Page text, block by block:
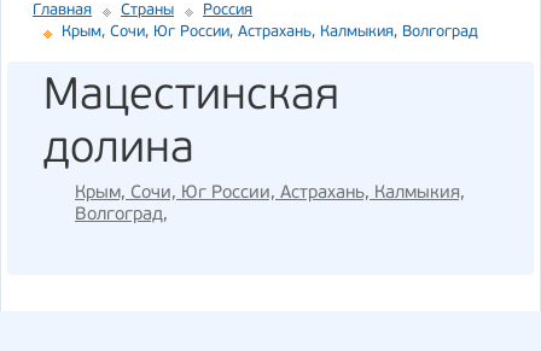
Главная Страны
Россия
Крым, Сочи, Юг России, Астрахань, Калмыкия, Волгоград
Мацестинская
долина
Крым, Сочи, Юг России, Астрахань, Калмыкия,
Волгоград,